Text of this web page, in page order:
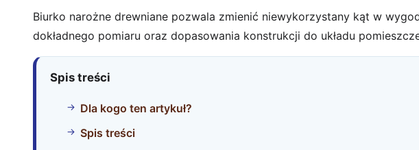
Biurko narożne drewniane pozwala zmienić niewykorzystany kąt w
dokładnego pomiaru oraz dopasowania konstrukcji do układu
Spis treści
Dla kogo ten artykuł?
Spis treści